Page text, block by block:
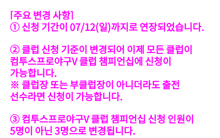
[주요 변경 사항]
① 신청 기간이 07/12(일)까지로 연장되었습니다.
② 클럽 신청 기준이 변경되어 이제 모든 클럽이
컴투스프로야구V 클럽 챔피언십에 신청이
가능합니다.
※ 클럽장 또는 부클럽장이 아니더라도 출전
선수라면 신청이 가능합니다.
③ 컴투스프로야구V 클럽 챔피언십 신청 인원이
5명이 아닌 3명으로 변경됩니다.